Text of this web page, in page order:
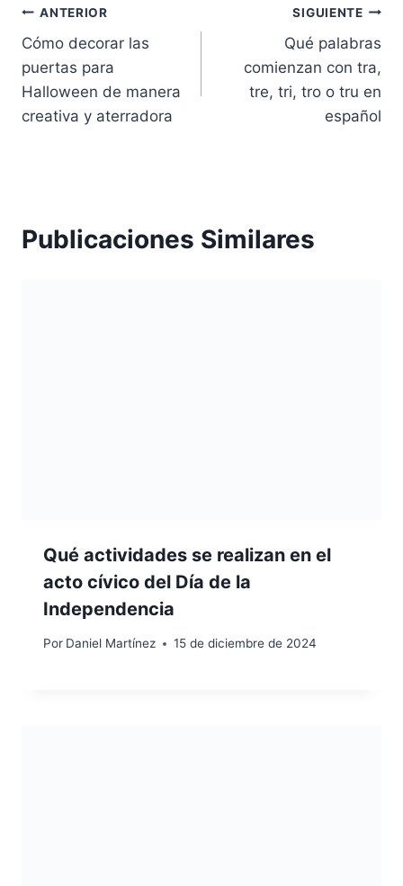
Navegación
de
entradas
ANTERIOR
Cómo decorar las
puertas para
Halloween de manera
creativa y aterradora
SIGUIENTE
Qué palabras
comienzan con tra,
tre, tri, tro o tru en
español
Publicaciones Similares
Qué actividades se realizan en el
acto cívico del Día de la
Independencia
Por Daniel Martínez 15 de diciembre de 2024